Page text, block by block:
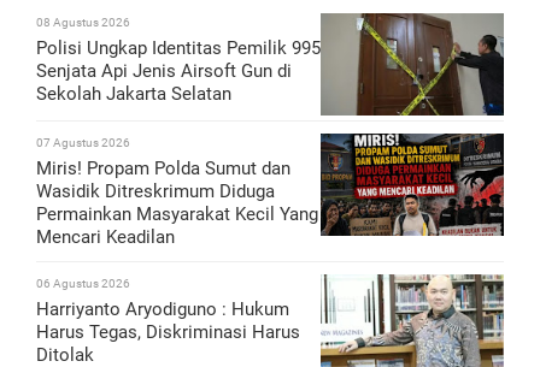
08 Agustus 2026
Polisi Ungkap Identitas Pemilik 995
Senjata Api Jenis Airsoft Gun di
Sekolah Jakarta Selatan
07 Agustus 2026
Miris! Propam Polda Sumut dan
Wasidik Ditreskrimum Diduga
Permainkan Masyarakat Kecil Yang
Mencari Keadilan
06 Agustus 2026
Harriyanto Aryodiguno : Hukum
Harus Tegas, Diskriminasi Harus
Ditolak